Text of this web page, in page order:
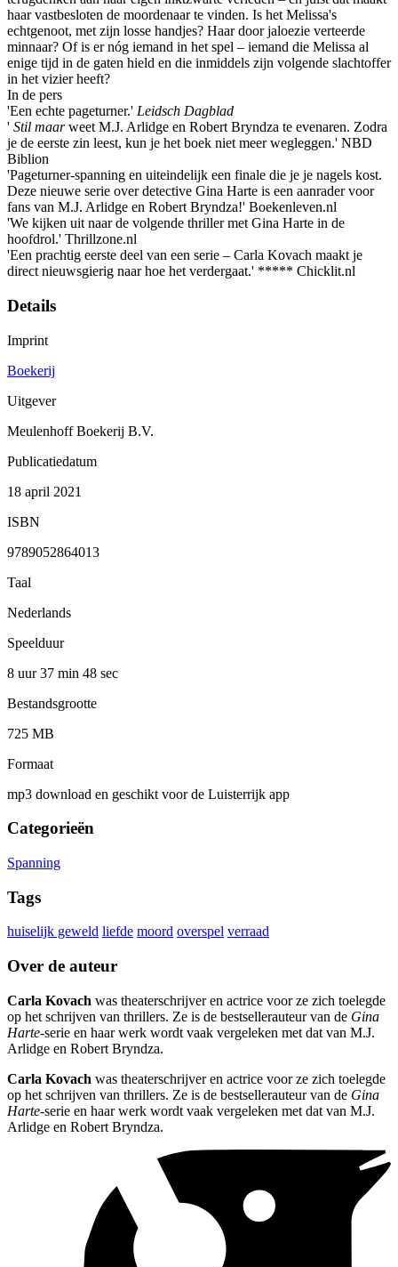
haar vastbesloten de moordenaar te vinden. Is het Melissa's
echtgenoot, met zijn losse handjes? Haar door jaloezie verteerde
minnaar? Of is er nóg iemand in het spel – iemand die Melissa al
enige tijd in de gaten hield en die inmiddels zijn volgende slachtoffer
in het vizier heeft?
In de pers
'Een echte pageturner.' Leidsch Dagblad
' Stil maarweet M.J. Arlidge en Robert Bryndza te evenaren. Zodra
je de eerste zin leest, kun je het boek niet meer wegleggen.' NBD
Biblion
'Pageturner-spanning en uiteindelijk een finale die je je nagels kost.
Deze nieuwe serie over detective Gina Harte is een aanrader voor
fans van M.J. Arlidge en Robert Bryndza!' Boekenleven.nl
'We kijken uit naar de volgende thriller met Gina Harte in de
hoofdrol.' Thrillzone.nl
'Een prachtig eerste deel van een serie – Carla Kovach maakt je
direct nieuwsgierig naar hoe het verdergaat.' ***** Chicklit.nl
Details
Imprint
Boekerij
Uitgever
Meulenhoff Boekerij B.V.
Publicatiedatum
18 april 2021
ISBN
9789052864013
Taal
Nederlands
Speelduur
8 uur 37 min 48 sec
Bestandsgrootte
725 MB
Formaat
mp3 download en geschikt voor de Luisterrijk app
Categorieën
Spanning
Tags
huiselijk geweld liefde moord overspel verraad
Over de auteur
Carla Kovach was theaterschrijver en actrice voor ze zich toelegde
op het schrijven van thrillers. Ze is de bestsellerauteur van de Gina
Harte-serie en haar werk wordt vaak vergeleken met dat van M.J.
Arlidge en Robert Bryndza.
Carla Kovach was theaterschrijver en actrice voor ze zich toelegde
op het schrijven van thrillers. Ze is de bestsellerauteur van de Gina
Harte-serie en haar werk wordt vaak vergeleken met dat van M.J.
Arlidge en Robert Bryndza.